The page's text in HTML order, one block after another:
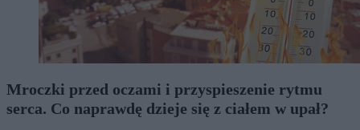
Mroczki przed oczami i przyspieszenie rytmu
serca. Co naprawdę dzieje się z ciałem w upał?